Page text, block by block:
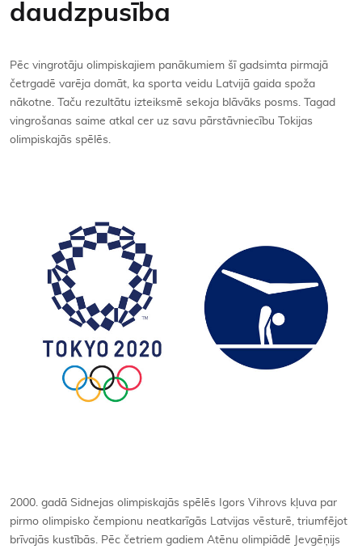
daudzpusība
Pēc vingrotāju olimpiskajiem panākumiem šī gadsimta pirmajā
četrgadē varēja domāt, ka sporta veidu Latvijā gaida spoža
nākotne. Taču rezultātu izteiksmē sekoja blāvāks posms. Tagad
vingrošanas saime atkal cer uz savu pārstāvniecību Tokijas
olimpiskajās spēlēs.
2000. gadā Sidnejas olimpiskajās spēlēs Igors Vihrovs kļuva par
pirmo olimpisko čempionu neatkarīgās Latvijas vēsturē, triumfējot
brīvajās kustībās. Pēc četriem gadiem Atēnu olimpiādē Jevgēņijs